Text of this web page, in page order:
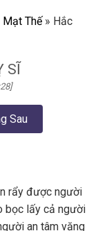
Mạt Thế» Hắc
SĨ
Sau
rẩy được người
bọc lấy cả người
an tâm văng